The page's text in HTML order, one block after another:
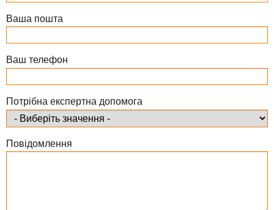
Ваша пошта
Ваш телефон
Потрібна експертна допомога
Повідомлення